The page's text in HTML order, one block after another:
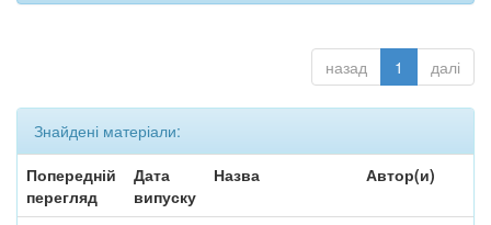
назад 1 далі
Знайдені матеріали:
Попередній
перегляд
Дата
випуску
Назва Автор(и)